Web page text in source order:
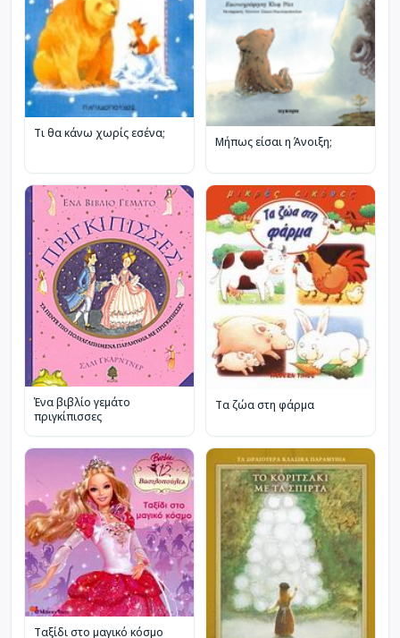
Τι θα κάνω χωρίς εσένα;
Μήπως είσαι η Άνοιξη;
Ένα βιβλίο γεμάτο
πριγκίπισσες
Τα ζώα στη φάρμα
Ταξίδι στο μαγικό κόσμο